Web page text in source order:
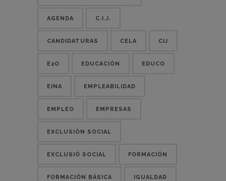
AGENDA C.I.J.
CANDIDATURAS CELA CIJ
E2O EDUCACIÓN EDUCO
EINA EMPLEABILIDAD
EMPLEO EMPRESAS
EXCLUSIÓN SOCIAL
EXCLUSIÓ SOCIAL FORMACIÓN
FORMACIÓN BÁSICA IGUALDAD